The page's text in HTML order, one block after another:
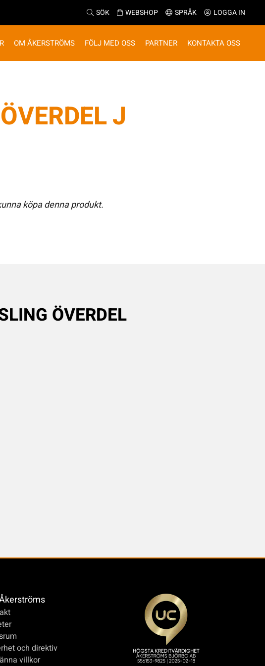
SÖK WEBSHOP SPRÅK LOGGA IN
OM ÅKERSTRÖMS FÖLJ MED OSS PARTNER KONTAKTA OSS
J
köpa denna produkt.
ÖVERDEL
och direktiv
villkor